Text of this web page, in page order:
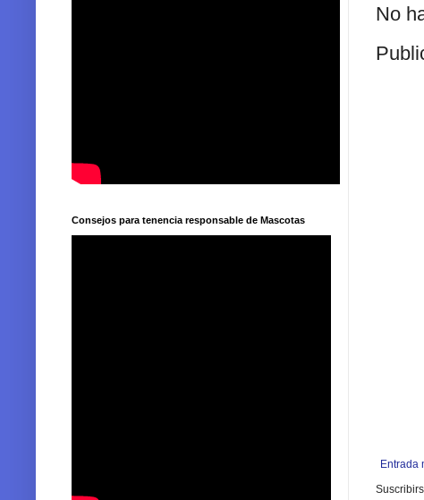
No
Entrada
Consejos para tenencia responsable de Mascotas